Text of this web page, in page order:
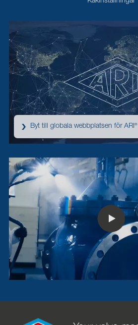
Byt till globala webbplatsen för ARI®